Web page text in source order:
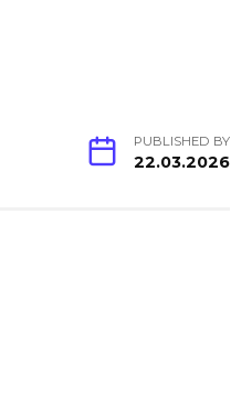
PUBLISHED BY
22.03.2026